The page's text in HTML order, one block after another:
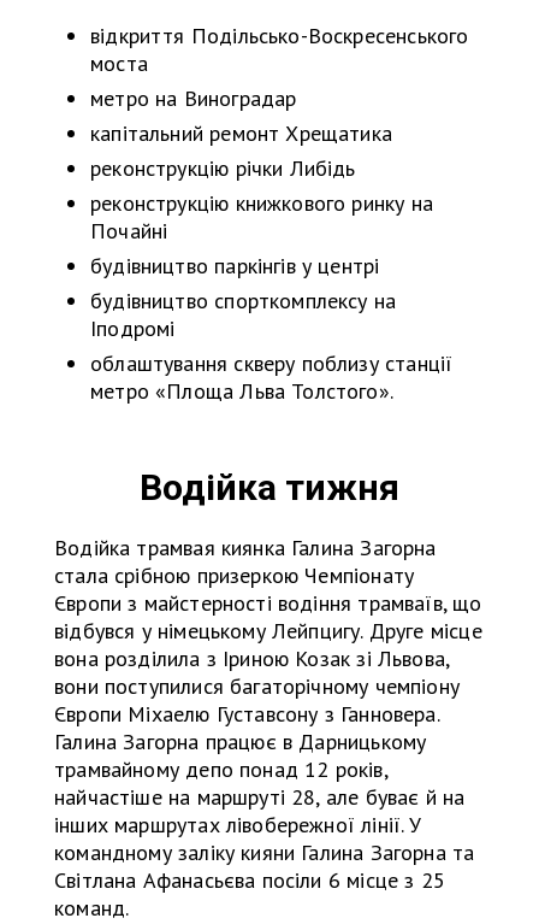
відкриття Подільсько-Воскресенського
моста
метро на Виноградар
капітальний ремонт Хрещатика
реконструкцію річки Либідь
реконструкцію книжкового ринку на
Почайні
будівництво паркінгів у центрі
будівництво спорткомплексу на
Іподромі
облаштування скверу поблизу станції
метро «Площа Льва Толстого».
Водійка тижня
Водійка трамвая киянка Галина Загорна
стала срібною призеркою Чемпіонату
Європи з майстерності водіння трамваїв, що
відбувся у німецькому Лейпцигу. Друге місце
вона розділила з Іриною Козак зі Львова,
вони поступилися багаторічному чемпіону
Європи Міхаелю Густавсону з Ганновера.
Галина Загорна працює в Дарницькому
трамвайному депо понад 12 років,
найчастіше на маршруті 28, але буває й на
інших маршрутах лівобережної лінії. У
командному заліку кияни Галина Загорна та
Світлана Афанасьєва посіли 6 місце з 25
команд.